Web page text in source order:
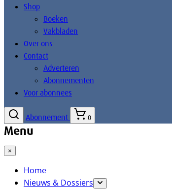
Shop
Boeken
Vakbladen
Over ons
Contact
Adverteren
Abonnementen
Voor abonnees
Abonnement 0
Menu
×
Home
Nieuws & Dossiers